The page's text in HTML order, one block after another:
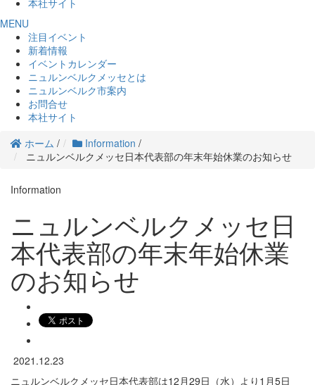
MENU
注目イベント
新着情報
イベントカレンダー
ニュルンベルクメッセとは
ニュルンベルク市案内
お問合せ
本社サイト
ホーム / Information /
ニュルンベルクメッセ日本代表部の年末年始休業のお知らせ
Information
ニュルンベルクメッセ日
本代表部の年末年始休業
のお知らせ
2021.12.23
ニュルンベルクメッセ日本代表部は12月29日（水）より1月5日